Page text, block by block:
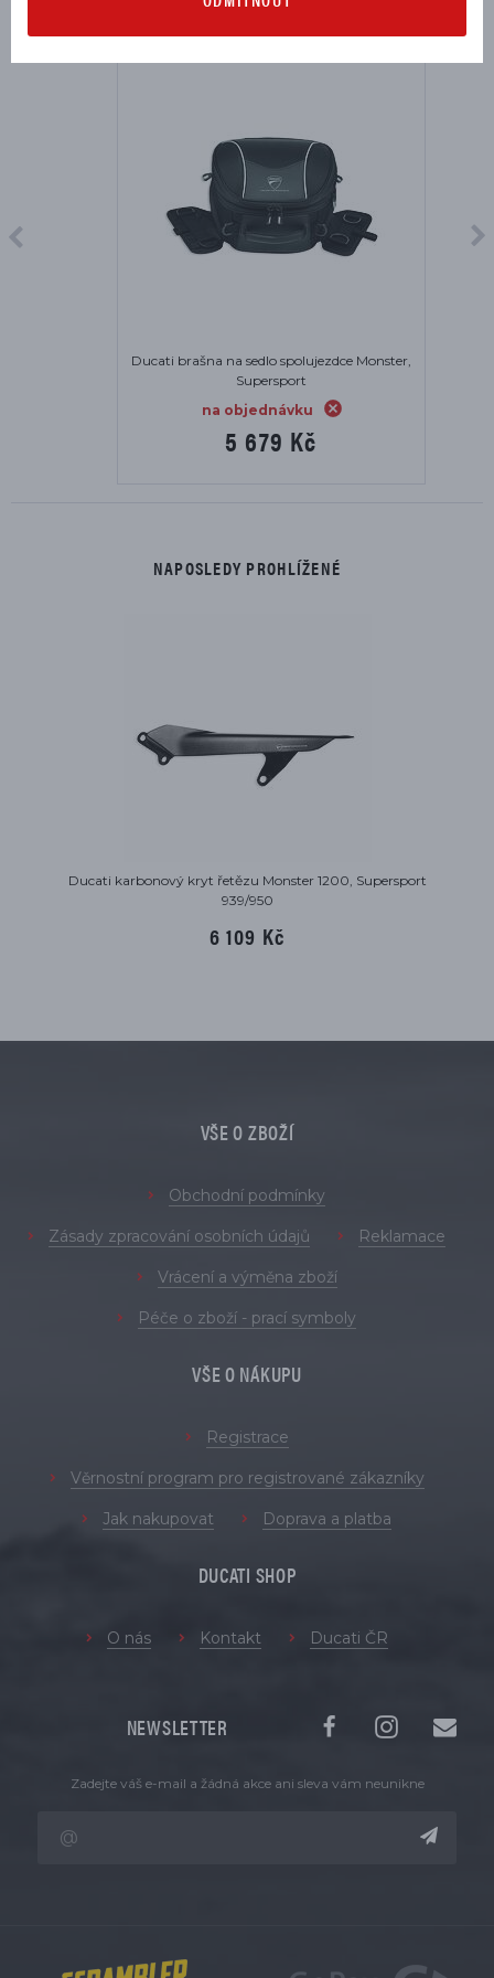
Ducati brašna na sedlo spolujezdce Monster,
Supersport
na objednávku
5 679 Kč
NAPOSLEDY PROHLÍŽENÉ
Ducati karbonový kryt řetězu Monster 1200, Supersport
939/950
6 109 Kč
VŠE O ZBOŽÍ
Obchodní podmínky
Zásady zpracování osobních údajů Reklamace
Vrácení a výměna zboží
Péče o zboží - prací symboly
VŠE O NÁKUPU
Registrace
Věrnostní program pro registrované zákazníky
Jak nakupovat Doprava a platba
DUCATI SHOP
O nás Kontakt Ducati ČR
NEWSLETTER
Zadejte váš e-mail a žádná akce ani sleva vám neunikne